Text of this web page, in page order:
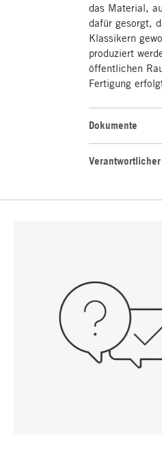
das Material,
dafür gesorgt,
Klassikern
produziert
öffentlichen
Fertigung
Dokumente